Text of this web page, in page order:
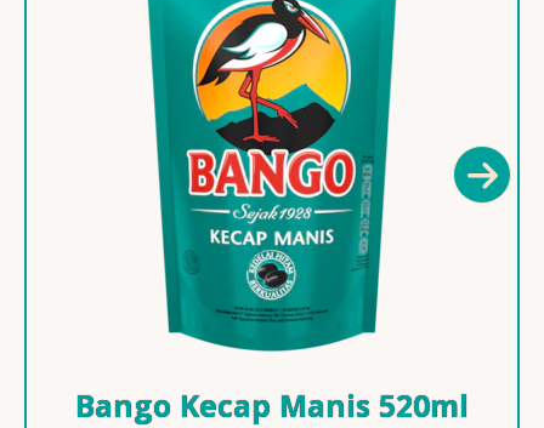
Bango Kecap Manis 520ml